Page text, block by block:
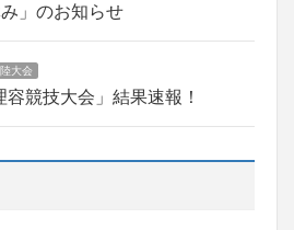
」のお知らせ
大会
容競技大会」結果速報！